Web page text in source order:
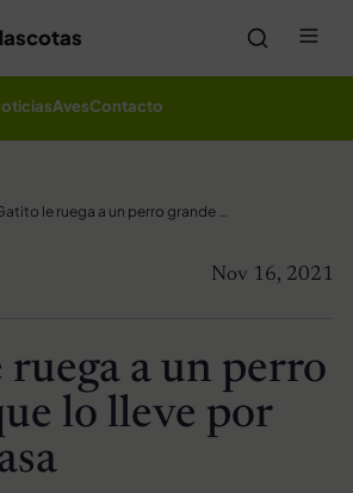
AvesContacto
Gatito le ruega a un perro grande que lo lleve por toda la casa
Nov 16, 2021
a un perro
lo lleve por